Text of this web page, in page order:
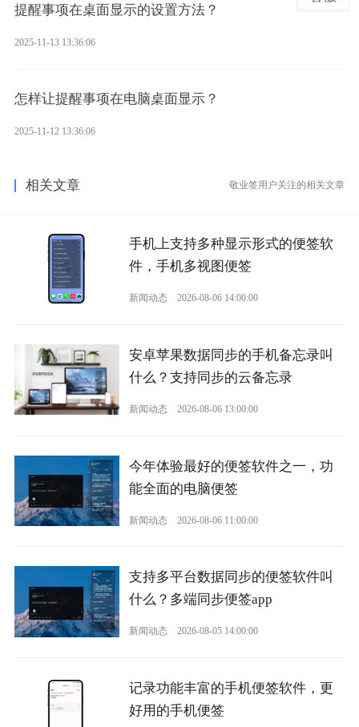
提醒事项在桌面显示的设置方法？
2025-11-13 13:36:06
怎样让提醒事项在电脑桌面显示？
2025-11-12 13:36:06
相关文章 敬业签用户关注的相关文章
手机上支持多种显示形式的便签软
件，手机多视图便签
新闻动态 2026-08-06 14:00:00
安卓苹果数据同步的手机备忘录叫
什么？支持同步的云备忘录
新闻动态 2026-08-06 13:00:00
今年体验最好的便签软件之一，功
能全面的电脑便签
新闻动态 2026-08-06 11:00:00
支持多平台数据同步的便签软件叫
什么？多端同步便签app
新闻动态 2026-08-05 14:00:00
记录功能丰富的手机便签软件，更
好用的手机便签